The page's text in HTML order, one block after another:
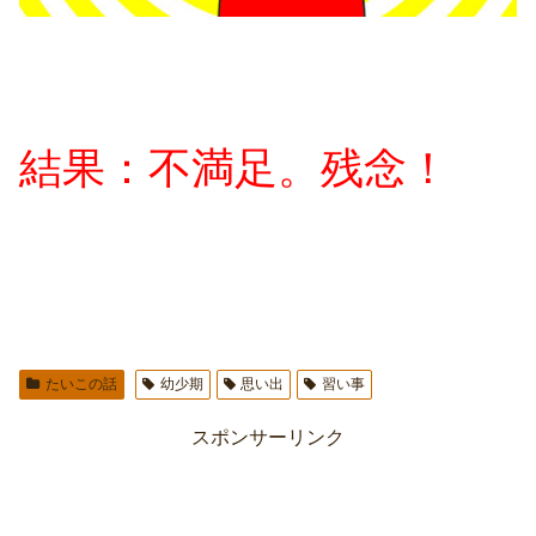
結果：不満足。残念！
たいこの話 幼少期 思い出 習い事
スポンサーリンク